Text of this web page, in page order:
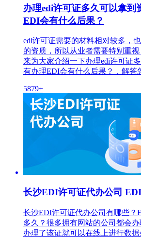
办理edi许可证多久可以拿到
EDI会有什么后果？
edi许可证需要的材料相对较多，
的资质，所以从业者需要特别重
来为大家介绍一下办理edi许可证
有办理EDI会有什么后果？，解答
5879+
长沙EDI许可证代办公司
长沙EDI许可证代办公司有哪些？
多久？很多拥有网站的公司都会
办理了该证就可以在线上进行数